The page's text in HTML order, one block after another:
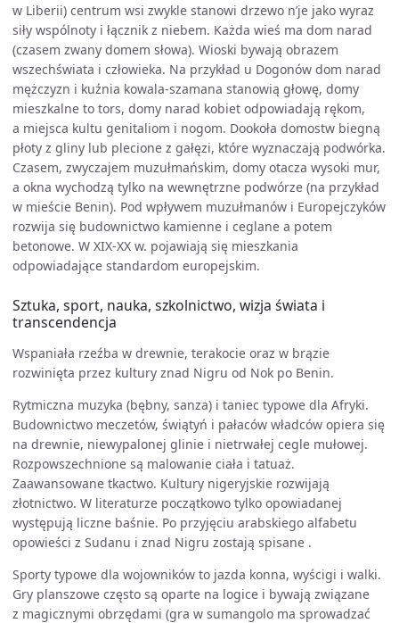
w Liberii) centrum wsi zwykle stanowi drzewo n’je jako wyraz
siły wspólnoty i łącznik z niebem. Każda wieś ma dom narad
(czasem zwany domem słowa). Wioski bywają obrazem
wszechświata i człowieka. Na przykład u Dogonów dom narad
mężczyzn i kuźnia kowala-szamana stanowią głowę, domy
mieszkalne to tors, domy narad kobiet odpowiadają rękom,
a miejsca kultu genitaliom i nogom. Dookoła domostw biegną
płoty z gliny lub plecione z gałęzi, które wyznaczają podwórka.
Czasem, zwyczajem muzułmańskim, domy otacza wysoki mur,
a okna wychodzą tylko na wewnętrzne podwórze (na przykład
w mieście Benin). Pod wpływem muzułmanów i Europejczyków
rozwija się budownictwo kamienne i ceglane a potem
betonowe. W XIX-XX w. pojawiają się mieszkania
odpowiadające standardom europejskim.
Sztuka, sport, nauka, szkolnictwo, wizja świata i
transcendencja
Wspaniała rzeźba w drewnie, terakocie oraz w brązie
rozwinięta przez kultury znad Nigru od Nok po Benin.
Rytmiczna muzyka (bębny, sanza) i taniec typowe dla Afryki.
Budownictwo meczetów, świątyń i pałaców władców opiera się
na drewnie, niewypalonej glinie i nietrwałej cegle mułowej.
Rozpowszechnione są malowanie ciała i tatuaż.
Zaawansowane tkactwo. Kultury nigeryjskie rozwijają
złotnictwo. W literaturze początkowo tylko opowiadanej
występują liczne baśnie. Po przyjęciu arabskiego alfabetu
opowieści z Sudanu i znad Nigru zostają spisane .
Sporty typowe dla wojowników to jazda konna, wyścigi i walki.
Gry planszowe często są oparte na logice i bywają związane
z magicznymi obrzędami (gra w sumangolo ma sprowadzać